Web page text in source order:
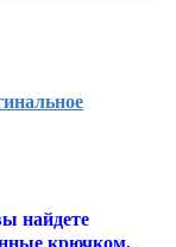
найдете
крючком.